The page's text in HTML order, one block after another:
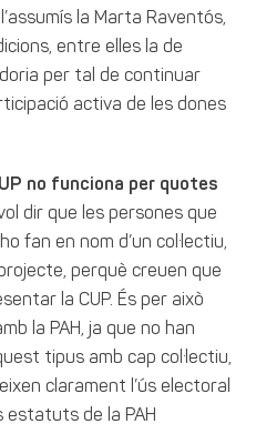
la Marta Raventós,
entre elles la de
per tal de continuar
activa de les dones
no funciona per quotes
dir que les persones que
fan en nom d’un col·lectiu,
perquè creuen que
la CUP. És per això
la PAH, ja que no han
tipus amb cap col·lectiu,
clarament l’ús electoral
estatuts de la PAH